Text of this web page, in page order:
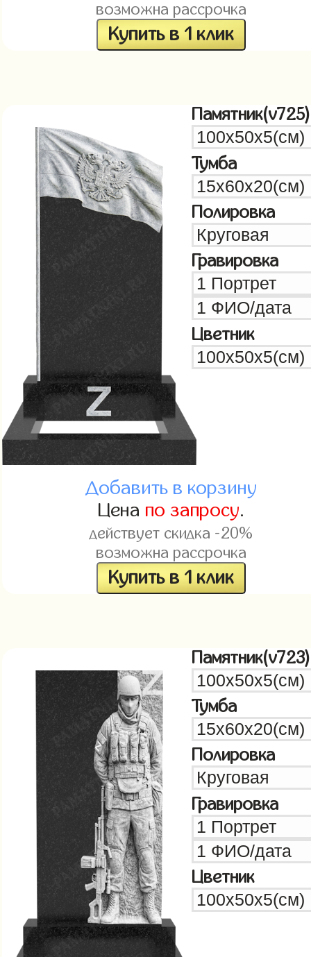
возможна рассрочка
Купить в 1 клик
Памятник(v725)
Тумба
Полировка
Гравировка
Цветник
Добавить в корзину
Цена по запросу.
действует скидка -20%
возможна рассрочка
Купить в 1 клик
Памятник(v723)
Тумба
Полировка
Гравировка
Цветник